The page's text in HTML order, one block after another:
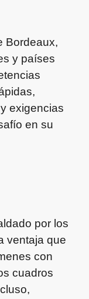
Bordeaux,
y países
exigencias
en su
por los
ventaja que
con
cuadros